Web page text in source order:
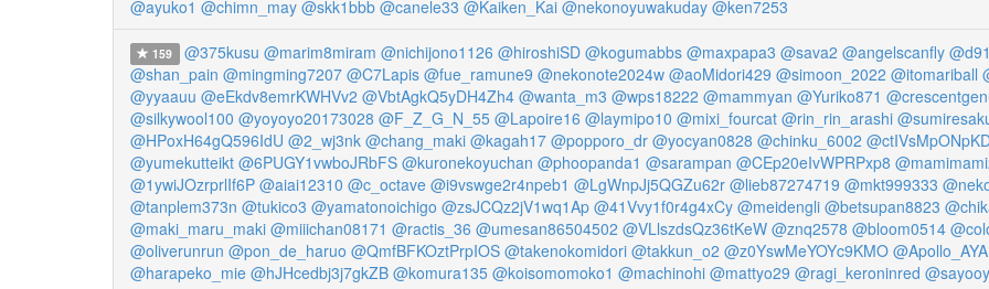
@ayuko1 @chimn_may @skk1bbb @canele33 @Kaiken_Kai @nekonoyuwakuday @ken7253
159 @375kusu @marim8miram @nichijono1126 @hiroshiSD @kogumabbs @maxpapa3 @sava2 @angelscanfly
@shan_pain @mingming7207 @C7Lapis @fue_ramune9 @nekonote2024w @aoMidori429 @simoon_2022 @itomariball
@yyaauu @eEkdv8emrKWHVv2 @VbtAgkQ5yDH4Zh4 @wanta_m3 @wps18222 @mammyan @Yuriko871
@silkywool100 @yoyoyo20173028 @F_Z_G_N_55 @Lapoire16 @laymipo10 @mixi_fourcat @rin_rin_arashi
@HPoxH64gQ596IdU @2_wj3nk @chang_maki @kagah17 @popporo_dr @yocyan0828 @chinku_6002
@yumekutteikt @6PUGY1vwboJRbFS @kuronekoyuchan @phoopanda1 @sarampan @CEp20eIvWPRPxp8
@1ywiJOzrprlIf6P @aiai12310 @c_octave @i9vswge2r4npeb1 @LgWnpJj5QGZu62r @lieb87274719 @mkt999333
@tanplem373n @tukico3 @yamatonoichigo @zsJCQz2jV1wq1Ap @41Vvy1f0r4g4xCy @meidengli @betsupan8823
@maki_maru_maki @miiichan08171 @ractis_36 @umesan86504502 @VLlszdsQz36tKeW @znq2578 @bloom0514
@oliverunrun @pon_de_haruo @QmfBFKOztPrpIOS @takenokomidori @takkun_o2 @z0YswMeYOYc9KMO
@harapeko_mie @hJHcedbj3j7gkZB @komura135 @koisomomoko1 @machinohi @mattyo29 @ragi_keroninred